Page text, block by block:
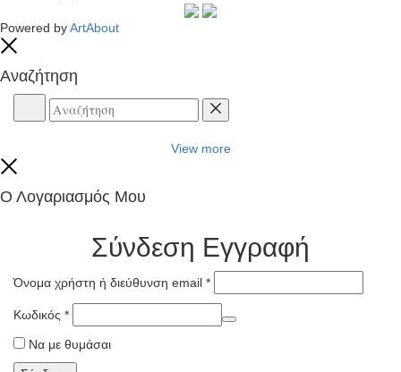
Powered byArtAbout
Αναζήτηση
Αναζήτηση
Reset
View more
Ο Λογαριασμός Μου
Σύνδεση Εγγραφή
Όνομα χρήστη ή διεύθυνση email *
Κωδικός *
Να με θυμάσαι